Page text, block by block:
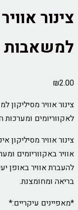
צינור
למשאבות
₪2.00
צינור אוויר מסיליקון
לאקווריומים ומערכות
צינור אוויר מסיליקון
אוויר באקווריומים
להעברת אוויר באופן
בריאה ומחומצנת.
*מאפיינים עיקריים:*